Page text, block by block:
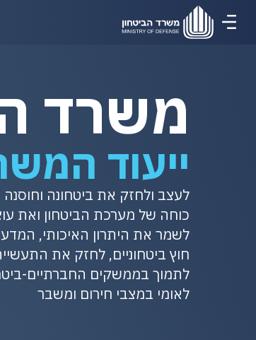
משרד
ייעוד
לעצב ולחזק את ביטחונה
כוחה של מערכת הביטחון ואת
לשמר את היתרון האיכותי, המדעי
חוץ ביטחוניים, לחזק את
לתמוך בממשקים החברתיים-
לאומי במצבי חירום ומשבר